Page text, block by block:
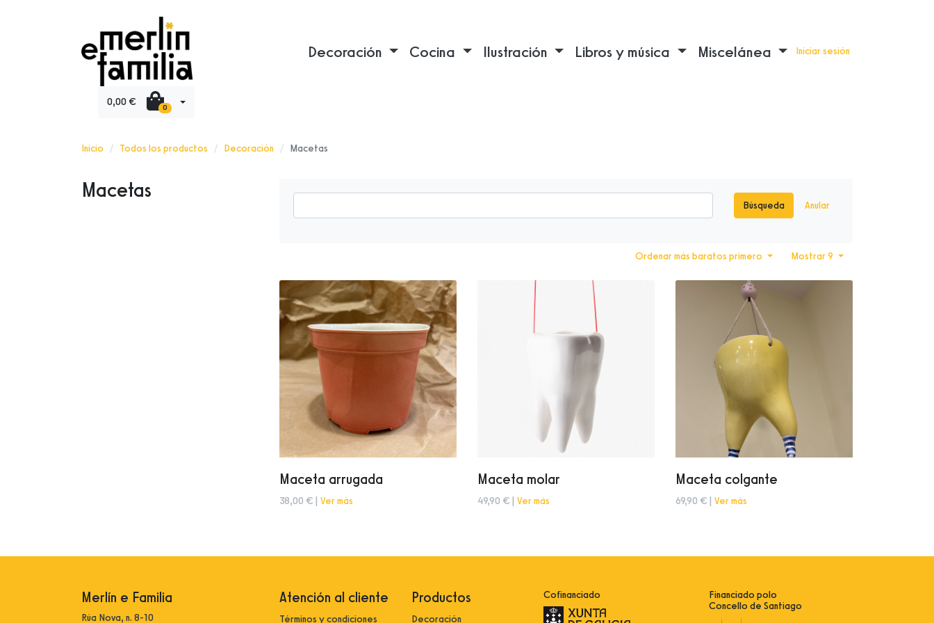
Decoración Cocina Ilustración Libros y música Miscelánea Iniciar sesión
0,00 € 0
Inicio Todos los productos Decoración Macetas
Macetas
Búsqueda Anular
Mostrar 9
Ordenar más baratos primero
Maceta arrugada
38,00 € | Ver más
Maceta molar
49,90 € | Ver más
Maceta colgante
69,90 € | Ver más
Merlín e Familia
Rúa Nova, n. 8-10
Atención al cliente
Términos y condiciones
Productos
Decoración
Cofinanciado
Financiado polo
Concello de Santiago